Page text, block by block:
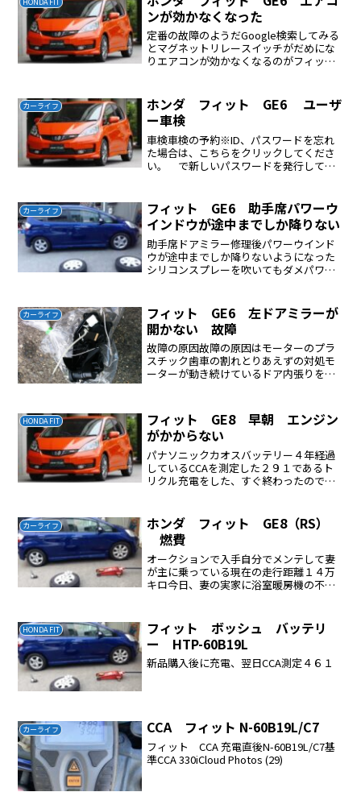
ンが効かなくなった
定番の故障のようだGoogle検索してみる
とマグネットリレースイッチがだめにな
りエアコンが効かなくなるのがフィット
く復活した。場所はエンジンルーム内の
ウオッシャータンク...
カーライフ
ホンダ フィット GE6 ユーザ
ー車検
車検車検の予約※ID、パスワードを忘れ
た場合は、こちらをクリックしてくださ
い。 で新しいパスワードを発行しても
路バイパス 市川ランプを降りて左折、
直線に下ると７...
カーライフ
フィット GE6 助手席パワーウ
インドウが途中までしか降りない
助手席ドアミラー修理後パワーウインド
ウが途中までしか降りないようになった
シリコンスプレーを吹いてもダメパワー
と、このようになってしまう配線は逃が
せるようになっていた問題解...
カーライフ
フィット GE6 左ドアミラーが
開かない 故障
故障の原因故障の原因はモーターのプラ
スチック歯車の割れとりあえずの対処モ
ーターが動き続けているドア内張りを外
OK修理ディラーに修理を依頼するとドア
ミラー全体を交換する、...
HONDA FIT
フィット GE8 早朝 エンジン
がかからない
パナソニックカオスバッテリー４年経過
しているCCAを測定した２９１であるト
リクル充電をした、すぐ終わったので充
カーライフ
ホンダ フィット GE8（RS）
燃費
オークションで入手自分でメンテして妻
が主に乗っている現在の走行距離１４万
キロ今日、妻の実家に浴室暖房機の不凍
の結果燃費は20.67Km/L
HONDA FIT
フィット ボッシュ バッテリ
ー HTP-60B19L
新品購入後に充電、翌日CCA測定４６１
カーライフ CCA フィット N-60B19L/C7
フィット CCA 充電直後N-60B19L/C7基
準CCA 330iCloud Photos (29)